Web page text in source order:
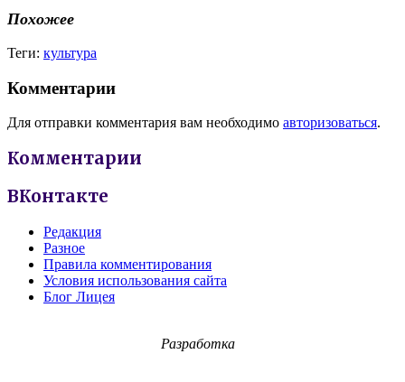
Похожее
Теги: культура
Комментарии
Для отправки комментария вам необходимо авторизоваться.
Комментарии
ВКонтакте
Редакция
Разное
Правила комментирования
Условия использования сайта
Блог Лицея
Разработка